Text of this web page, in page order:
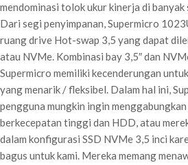
mendominasi tolok ukur kinerja di
Dari segi penyimpanan, Supermicro
ruang drive Hot-swap 3,5 yang dapat
atau NVMe. Kombinasi bay 3,5″ dan
Supermicro memiliki kecenderungan
yang menarik / fleksibel. Dalam hal ini,
pengguna mungkin ingin
berkecepatan tinggi dan HDD, atau
dalam konfigurasi SSD NVMe 3,5 inci
bagus untuk kami. Mereka memang